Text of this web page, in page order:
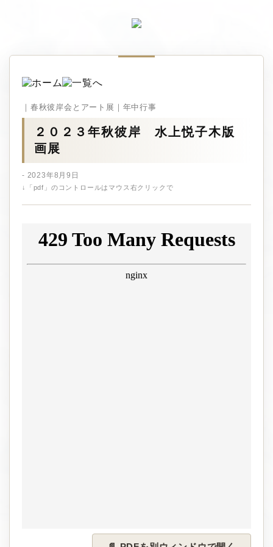
｜春秋彼岸会とアート展｜年中行事
２０２３年秋彼岸 水上悦子木版
画展
- 2023年8月9日
↓「pdf」のコントロールはマウス右クリックで